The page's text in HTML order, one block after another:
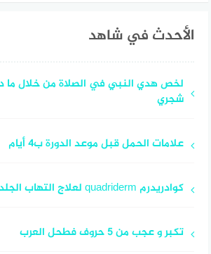
الأحدث في شاهد
لخص هدي النبي في الصلاة من خلال
شجري
علامات الحمل قبل موعد الدورة ب4 أيام
كوادريدرم quadriderm لعلاج التهاب الجلد
تكبر و عجب من 5 حروف فطحل العرب